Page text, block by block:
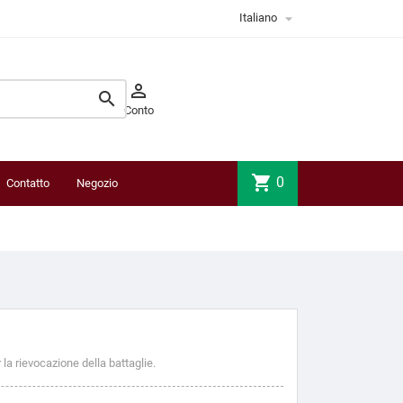
Italiano 
 
Conto
Contatto Negozio shopping_cart 0
rievocazione della battaglie.